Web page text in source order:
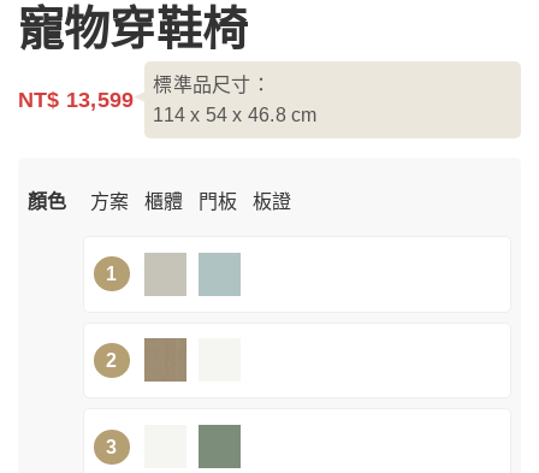
寵物穿鞋椅
NT$ 13,599
標準品尺寸：
114 x 54 x 46.8cm
顏色 方案 櫃體 門板 板證
1
2
3